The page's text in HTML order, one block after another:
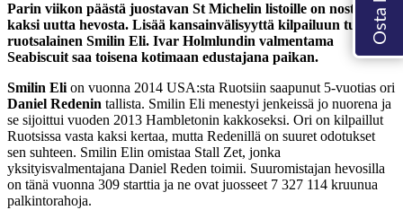
Parin viikon päästä juostavan St Michelin listoille on nostettu
kaksi uutta hevosta. Lisää kansainvälisyyttä kilpailuun tuo
ruotsalainen Smilin Eli. Ivar Holmlundin valmentama
Seabiscuitsaa toisena kotimaan edustajana paikan.
Smilin Elion vuonna 2014 USA:sta Ruotsiin saapunut 5-vuotias ori
Daniel Redenin tallista. Smilin Eli menestyi jenkeissä jo nuorena ja
se sijoittui vuoden 2013 Hambletonin kakkoseksi. Ori on kilpaillut
Ruotsissa vasta kaksi kertaa, mutta Redenillä on suuret odotukset
sen suhteen. Smilin Elin omistaa Stall Zet, jonka
yksityisvalmentajana Daniel Reden toimii. Suuromistajan hevosilla
on tänä vuonna 309 starttia ja ne ovat juosseet 7 327 114 kruunua
palkintorahoja.